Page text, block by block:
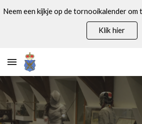
Skip to main content
Klik hier